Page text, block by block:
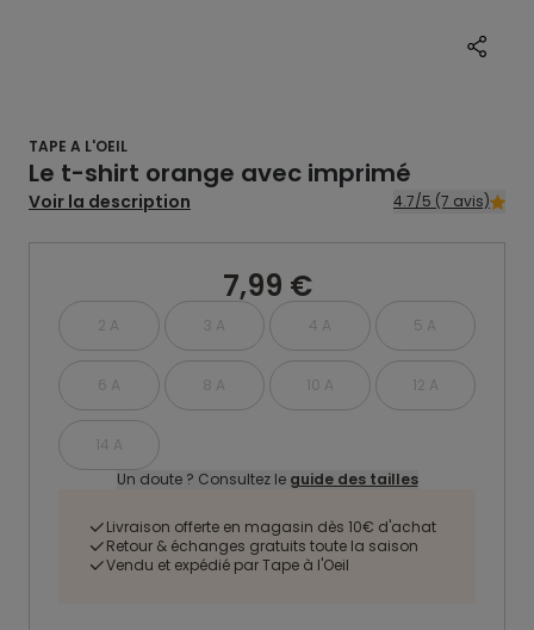
TAPE A L'OEIL
Le t-shirt orange avec imprimé
Voir la description 4.7/5 (7 avis)
7,99 €
2 A 3 A 4 A 5 A
6 A 8 A 10 A 12 A
14 A
Un doute ? Consultez le guide des tailles
Livraison offerte en magasin dès 10€ d'achat
Retour & échanges gratuits toute la saison
Vendu et expédié par Tape à l'Oeil